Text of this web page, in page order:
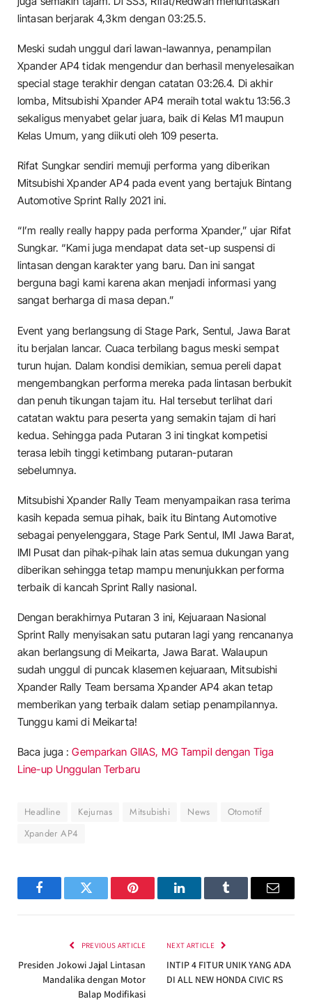
lintasan berjarak 4,3km dengan 03:25.5.
Meski sudah unggul dari lawan-lawannya, penampilan
Xpander AP4 tidak mengendur dan berhasil menyelesaikan
special stage terakhir dengan catatan 03:26.4. Di akhir
lomba, Mitsubishi Xpander AP4 meraih total waktu 13:56.3
sekaligus menyabet gelar juara, baik di Kelas M1 maupun
Kelas Umum, yang diikuti oleh 109 peserta.
Rifat Sungkar sendiri memuji performa yang diberikan
Mitsubishi Xpander AP4 pada event yang bertajuk Bintang
Automotive Sprint Rally 2021 ini.
“I’m really really happy pada performa Xpander,” ujar Rifat
Sungkar. “Kami juga mendapat data set-up suspensi di
lintasan dengan karakter yang baru. Dan ini sangat
berguna bagi kami karena akan menjadi informasi yang
sangat berharga di masa depan.”
Event yang berlangsung di Stage Park, Sentul, Jawa Barat
itu berjalan lancar. Cuaca terbilang bagus meski sempat
turun hujan. Dalam kondisi demikian, semua pereli dapat
mengembangkan performa mereka pada lintasan berbukit
dan penuh tikungan tajam itu. Hal tersebut terlihat dari
catatan waktu para peserta yang semakin tajam di hari
kedua. Sehingga pada Putaran 3 ini tingkat kompetisi
terasa lebih tinggi ketimbang putaran-putaran
sebelumnya.
Mitsubishi Xpander Rally Team menyampaikan rasa terima
kasih kepada semua pihak, baik itu Bintang Automotive
sebagai penyelenggara, Stage Park Sentul, IMI Jawa Barat,
IMI Pusat dan pihak-pihak lain atas semua dukungan yang
diberikan sehingga tetap mampu menunjukkan performa
terbaik di kancah Sprint Rally nasional.
Dengan berakhirnya Putaran 3 ini, Kejuaraan Nasional
Sprint Rally menyisakan satu putaran lagi yang rencananya
akan berlangsung di Meikarta, Jawa Barat. Walaupun
sudah unggul di puncak klasemen kejuaraan, Mitsubishi
Xpander Rally Team bersama Xpander AP4 akan tetap
memberikan yang terbaik dalam setiap penampilannya.
Tunggu kami di Meikarta!
Baca juga :Gemparkan GIIAS, MG Tampil dengan Tiga
Line-up Unggulan Terbaru
Headline Kejurnas Mitsubishi News
Otomotif
Xpander AP4
FacebookTwitter Pinterest LinkedInTumblr Email
PREVIOUS ARTICLE
Presiden Jokowi Jajal Lintasan
Mandalika dengan Motor
Balap Modifikasi
NEXT ARTICLE
INTIP 4 FITUR UNIK YANG ADA
DI ALL NEW HONDA CIVIC RS